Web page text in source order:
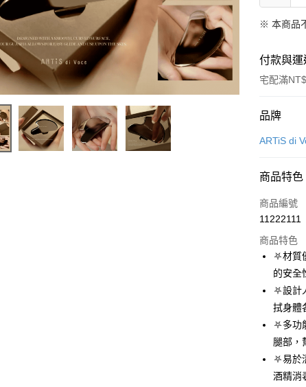
※ 本商品
付款與
宅配滿
付款方式
信用卡一
Apple Pay
悠遊付
Google
全盈+PAY
大哥付你
【大哥付
1.本服務
2.付款方
ATM付款
品牌
ARTiS di
商品特色
商品編號
11222111
商品特色
⛧材質
的安全
⛧設計
拭身體
⛧多功
腿部，
⛧易於
酒精消